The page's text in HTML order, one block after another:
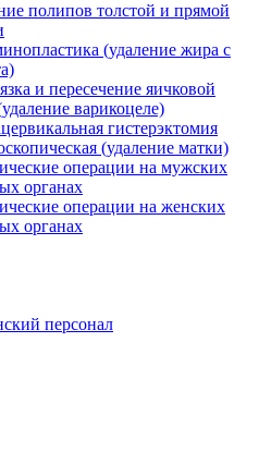
полипов толстой и прямой
(удаление жира с
и пересечение яичковой
варикоцеле)
гистерэктомия
(удаление матки)
операции на мужских
органах
операции на женских
органах
персонал